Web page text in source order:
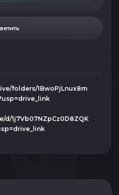
folders/1BwoPjLnux8m
d/1j7Vb07NZpCz0D8ZQK